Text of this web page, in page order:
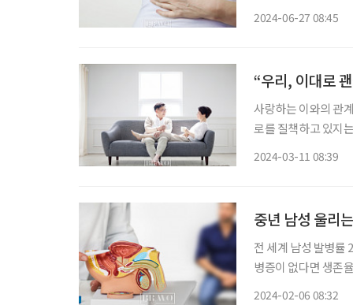
2024-06-27 08:45
“우리, 이대로
사랑하는 이와의 관
로를 질책하고 있지
2024-03-11 08:39
중년 남성 울리
전 세계 남성 발병률
병증이 없다면 생존
2024-02-06 08:32